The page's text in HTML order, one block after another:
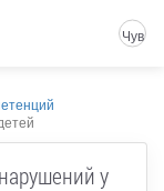
Чув
у